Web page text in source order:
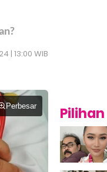
| 13:00 WIB
Perbesar Pilihan